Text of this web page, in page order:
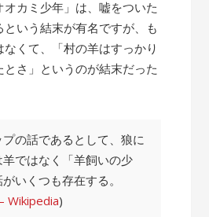
カミ少年」は、嘘をついた
いう結末が有名ですが、も
くて、「村の羊はすっかり
さ」というのが結末だった
の話であるとして、狼に
ではなく「羊飼いの少
いくつも存在する。
Wikipedia)